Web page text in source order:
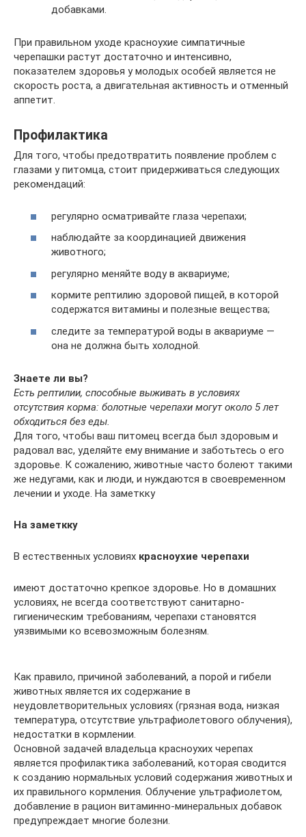
добавками.
При правильном уходе красноухие симпатичные
черепашки растут достаточно и интенсивно,
показателем здоровья у молодых особей является не
скорость роста, а двигательная активность и отменный
аппетит.
Профилактика
Для того, чтобы предотвратить появление проблем с
глазами у питомца, стоит придерживаться следующих
рекомендаций:
регулярно осматривайте глаза черепахи;
наблюдайте за координацией движения
животного;
регулярно меняйте воду в аквариуме;
кормите рептилию здоровой пищей, в которой
содержатся витамины и полезные вещества;
следите за температурой воды в аквариуме —
она не должна быть холодной.
Знаете ли вы?
Есть рептилии, способные выживать в условиях
отсутствия корма: болотные черепахи могут около 5 лет
обходиться без еды.
Для того, чтобы ваш питомец всегда был здоровым и
радовал вас, уделяйте ему внимание и заботьтесь о его
здоровье. К сожалению, животные часто болеют такими
же недугами, как и люди, и нуждаются в своевременном
лечении и уходе. На заметкку
На заметкку
В естественных условиях красноухие черепахи
имеют достаточно крепкое здоровье. Но в домашних
условиях, не всегда соответствуют санитарно-
гигиеническим требованиям, черепахи становятся
уязвимыми ко всевозможным болезням.
Как правило, причиной заболеваний, а порой и гибели
животных является их содержание в
неудовлетворительных условиях (грязная вода, низкая
температура, отсутствие ультрафиолетового облучения),
недостатки в кормлении.
Основной задачей владельца красноухих черепах
является профилактика заболеваний, которая сводится
к созданию нормальных условий содержания животных и
их правильного кормления. Облучение ультрафиолетом,
добавление в рацион витаминно-минеральных добавок
предупреждает многие болезни.